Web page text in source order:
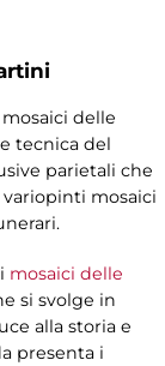
delle
tecnica del
parietali che
mosaici
mosaici delle
si svolge in
alla storia e
presenta i